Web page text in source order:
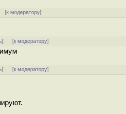
[к модератору]
] [к модератору]
] [к модератору]